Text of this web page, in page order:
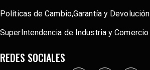
Políticas de Cambio,Garantía y Devolución
SuperIntendencia de Industria y Comercio
REDES SOCIALES